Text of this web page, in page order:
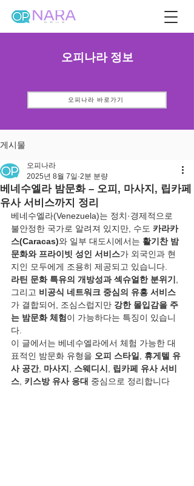
오피나라 정보
오피나라 바로가기
게시물
베네수엘라 밤문화 – 오피, 마사지, 립카페
유사 서비스까지 정리
오피나라
2025년 8월 7일 2분 분량
베네수엘라(Venezuela)는 정치·경제적으로
불안정한 국가로 알려져 있지만, 수도 카라카
스(Caracas)와 일부 대도시에서는 활기찬 밤
문화와 프라이빗 성인 서비스가 외국인과 현
지인 모두에게 조용히 제공되고 있습니다.
라틴 문화 특유의 개방성과 섹슈얼한 분위기
그리고 비공식 네트워크 중심의 유흥 서비스
가 결합되어, 조심스럽지만 강한 몰입감을 주
는 밤문화 체험이 가능하다는 특징이 있습니
다.
이 글에서는 베네수엘라에서 체험 가능한 대
표적인 밤문화 유형을 오피 스타일
휴게텔 유
사 공간, 마사지 스웨디시
립카페 유사 서비
스 키스방 유사 응대 중심으로 정리합니다